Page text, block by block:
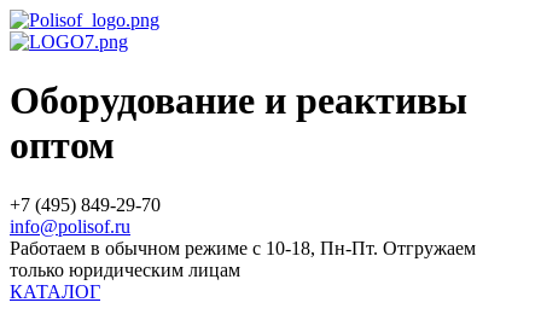
Оборудование и реактивы
оптом
+7 (495) 849-29-70
info@polisof.ru
Работаем в обычном режиме с 10-18, Пн-Пт. Отгружаем
только юридическим лицам
КАТАЛОГ